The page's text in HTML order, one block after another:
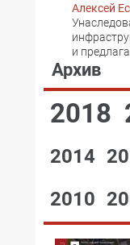
Алексей
и
Архив
2018
2014
2010